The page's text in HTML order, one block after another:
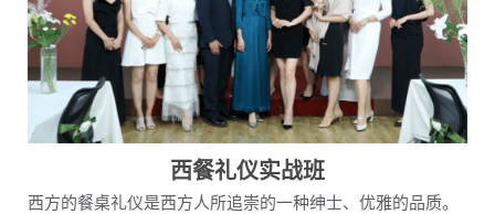
西餐礼仪实战班
西方的餐桌礼仪是西方人所追崇的一种绅士、优雅的品质。